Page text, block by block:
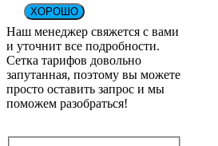
ХОРОШО
Наш менеджер свяжется с вами
и уточнит все подробности.
Сетка тарифов довольно
запутанная, поэтому вы можете
просто оставить запрос и мы
поможем разобраться!